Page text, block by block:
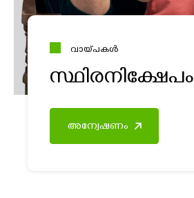
വായ്പകൾ
സ്ഥിരനിക്ഷേപം
അന്വേഷണം